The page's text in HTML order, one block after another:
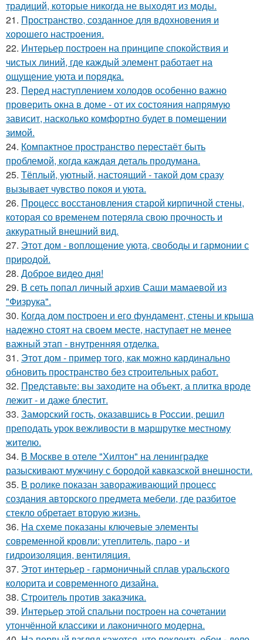
традиций, которые никогда не выходят из моды.
21. Пространство, созданное для вдохновения и
хорошего настроения.
22. Интерьер построен на принципе спокойствия и
чистых линий, где каждый элемент работает на
ощущение уюта и порядка.
23. Перед наступлением холодов особенно важно
проверить окна в доме - от их состояния напрямую
зависит, насколько комфортно будет в помещении
зимой.
24. Компактное пространство перестаёт быть
проблемой, когда каждая деталь продумана.
25. Тёплый, уютный, настоящий - такой дом сразу
вызывает чувство покоя и уюта.
26. Процесс восстановления старой кирпичной стены,
которая со временем потеряла свою прочность и
аккуратный внешний вид.
27. Этот дом - воплощение уюта, свободы и гармонии с
природой.
28. Доброе видео дня!
29. В сеть попал личный архив Саши мамаевой из
"Физрука".
30. Когда дом построен и его фундамент, стены и крыша
надежно стоят на своем месте, наступает не менее
важный этап - внутренняя отделка.
31. Этот дом - пример того, как можно кардинально
обновить пространство без строительных работ.
32. Представьте: вы заходите на объект, а плитка вроде
лежит - и даже блестит.
33. Заморский гость, оказавшись в России, решил
преподать урок вежливости в маршрутке местному
жителю.
34. В Москве в отеле "Хилтон" на ленинградке
разыскивают мужчину с бородой кавказской внешности.
35. В ролике показан завораживающий процесс
создания авторского предмета мебели, где разбитое
стекло обретает вторую жизнь.
36. На схеме показаны ключевые элементы
современной кровли: утеплитель, паро - и
гидроизоляция, вентиляция.
37. Этот интерьер - гармоничный сплав уральского
колорита и современного дизайна.
38. Строитель против заказчика.
39. Интерьер этой спальни построен на сочетании
утончённой классики и лаконичного модерна.